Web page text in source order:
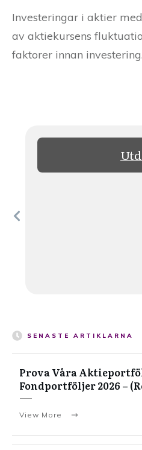
Investeringar i aktier
av aktiekursens
faktorer innan investering.
SENASTE ARTIKLARNA
Prova Våra
Fondportföljer 2026 –
View More